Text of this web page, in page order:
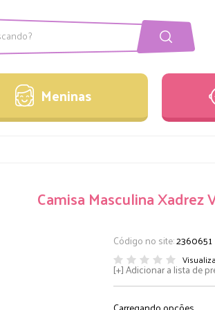
Meninas
MacaquinhosMeninas
Camisa Masculina Xadrez
Código no site:2360651
Adicionar a lista de